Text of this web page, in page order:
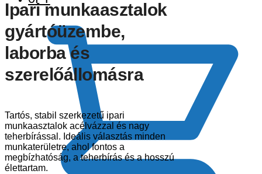
Ipari munkaasztalok
gyártóüzembe,
laborba és
szerelőállomásra
Tartós, stabil szerkezetű ipari
munkaasztalok acélvázzal és nagy
teherbírással. Ideális választás minden
munkaterületre, ahol fontos a
megbízhatóság, a teherbírás és a hosszú
élettartam.